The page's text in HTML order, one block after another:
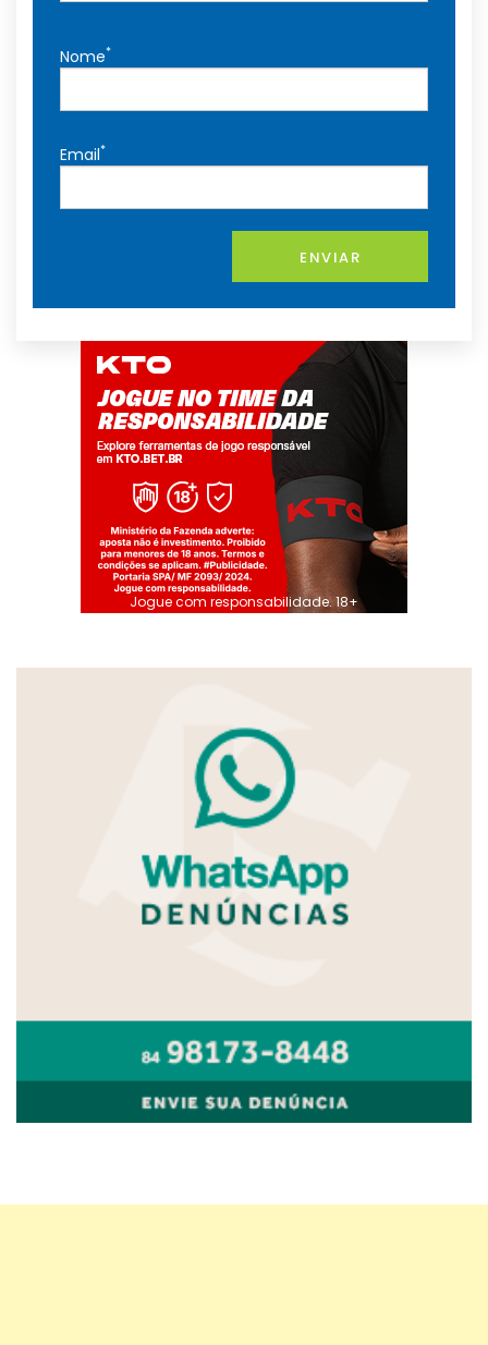
Nome*
Email*
ENVIAR
Jogue com responsabilidade. 18+